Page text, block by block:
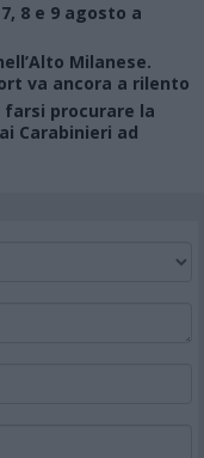
8 e 9 agosto a
Milanese.
va ancora a rilento
farsi procurare la
Carabinieri ad